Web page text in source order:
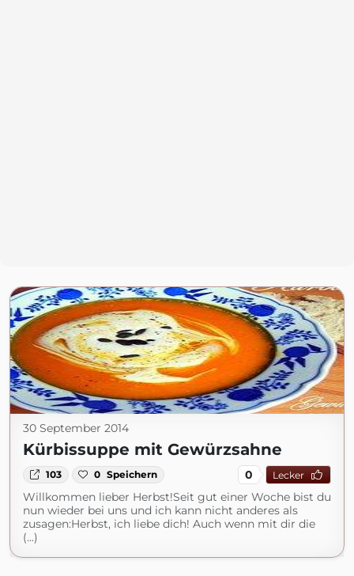
30 September 2014
Kürbissuppe mit Gewürzsahne
103 0 Speichern 0 Lecker
Willkommen lieber Herbst!Seit gut einer Woche bist du
nun wieder bei uns und ich kann nicht anderes als
zusagen:Herbst, ich liebe dich! Auch wenn mit dir die
(...)